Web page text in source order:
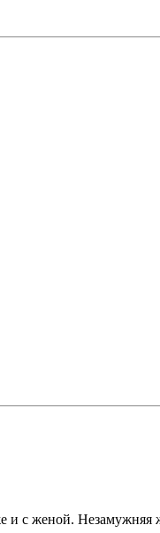
и с женой.